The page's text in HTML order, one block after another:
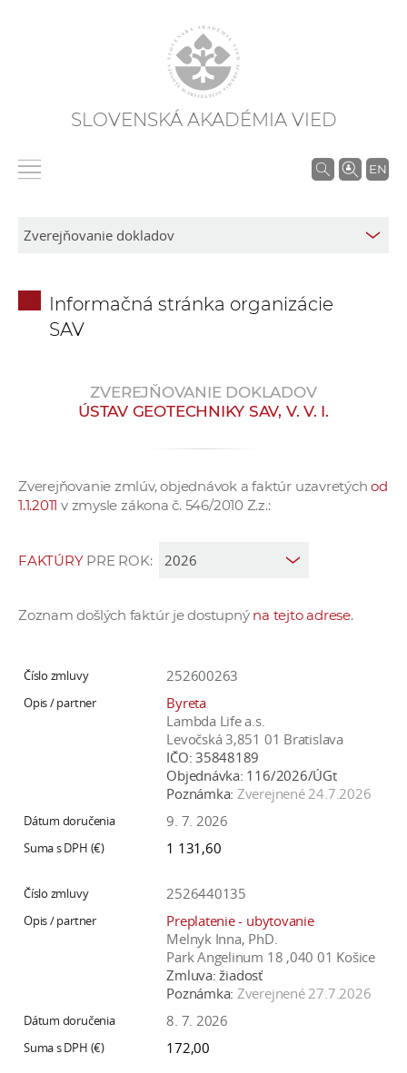
SLOVENSKÁ AKADÉMIA VIED
EN
V
r
í
h
r
k
Informačná stránka organizácie
SAV
ZVEREJŇOVANIE DOKLADOV
ÚSTAV GEOTECHNIKY SAV, V. V. I.
Zverejňovanie zmlúv, objednávok a faktúr uzavretýchod
1.1.2011 v zmysle zákona č. 546/2010 Z.z.:
FAKTÚRYPRE ROK:
Zoznam došlých faktúr je dostupný na tejto adrese.
252600263
Byreta
Lambda Life a.s.
Levočská 3,851 01 Bratislava
IČO: 35848189
Objednávka: 116/2026/ÚGt
Poznámka: Zverejnené 24.7.2026
9. 7. 2026
1 131,60
2526440135
Preplatenie - ubytovanie
Melnyk Inna, PhD.
Park Angelinum 18 ,040 01 Košice
Zmluva: žiadosť
Poznámka: Zverejnené 27.7.2026
8. 7. 2026
172,00